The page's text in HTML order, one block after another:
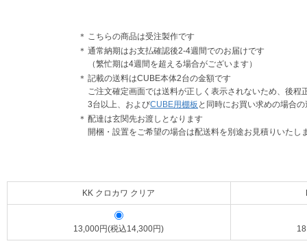
＊
こちらの商品は受注製作です
＊ 通常納期はお支払確認後2-4週間でのお届けです
（繁忙期は4週間を超える場合がございます）
＊ 記載の送料はCUBE本体2台の金額です
ご注文確定画面では送料が正しく表示されないため、後程
3台以上、およびCUBE用棚板 と同時にお買い求めの場合
＊ 配達は玄関先お渡しとなります
開梱・設置をご希望の場合は配送料を別途お見積りいたし
KK クロカワ クリア
13,000円(税込14,300円)